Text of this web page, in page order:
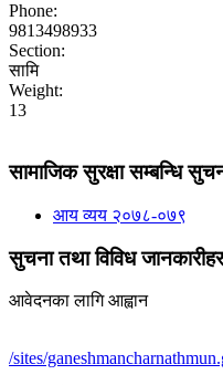
Phone:
9813498933
Section:
सामि
Weight:
13
सामाजिक सुरक्षा सम्बन्धि
आय व्यय २०७८-०७९
सुचना तथा विविध
आवेदनका लागि आह्वान
/sites/